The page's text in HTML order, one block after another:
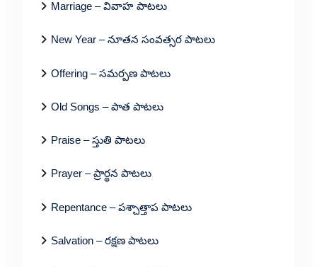
Marriage – వివాహ పాటలు
New Year – నూతన సంవత్సర పాటలు
Offering – సమర్పణ పాటలు
Old Songs – పాత పాటలు
Praise – స్తుతి పాటలు
Prayer – ప్రార్థన పాటలు
Repentance – పశ్చాత్తాప పాటలు
Salvation – రక్షణ పాటలు